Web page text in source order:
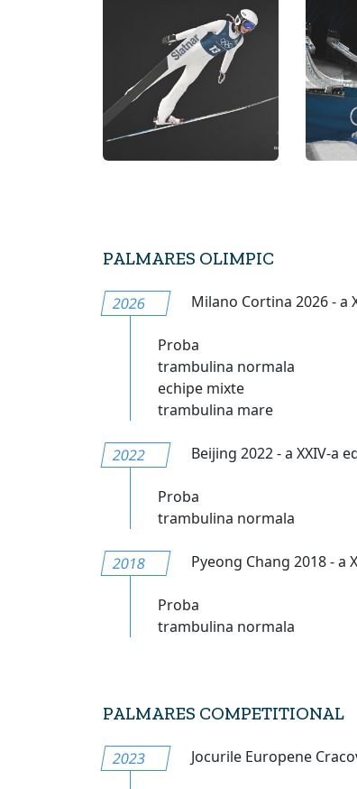
PALMARES OLIMPIC
2026 Milano Cortina 2026 - a
Proba
trambulina normala
echipe mixte
trambulina mare
2022 Beijing 2022 - a XXIV-a
Proba
trambulina normala
2018 Pyeong Chang 2018 - a
Proba
trambulina normala
PALMARES COMPETITIONAL
2023 Jocurile Europene